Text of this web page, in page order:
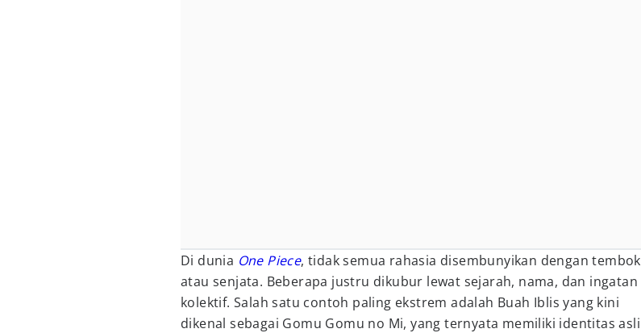
Di dunia One Piece, tidak semua rahasia disembunyikan dengan tembok
atau senjata. Beberapa justru dikubur lewat sejarah, nama, dan ingatan
kolektif. Salah satu contoh paling ekstrem adalah Buah Iblis yang kini
dikenal sebagai Gomu Gomu no Mi, yang ternyata memiliki identitas asli